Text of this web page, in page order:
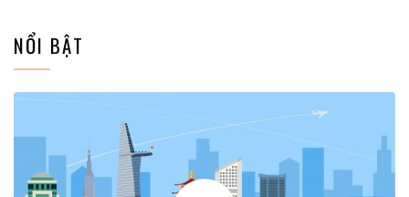
NỔI BẬT